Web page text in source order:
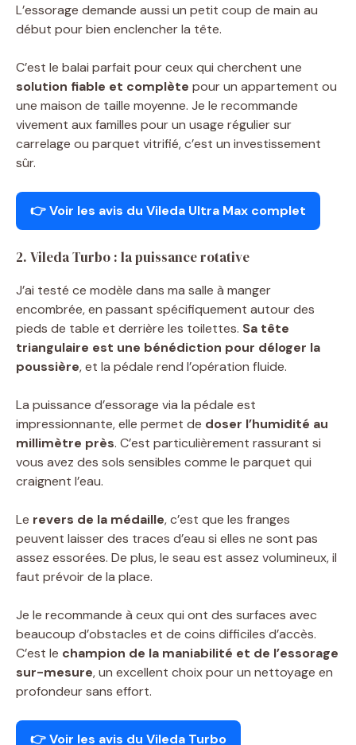
L’essorage demande aussi un petit coup de main au
début pour bien enclencher la tête.
C’est le balai parfait pour ceux qui cherchent une
solution fiable et complète pour un appartement ou
une maison de taille moyenne. Je le recommande
vivement aux familles pour un usage régulier sur
carrelage ou parquet vitrifié, c’est un investissement
sûr.
👉 Voir les avis du Vileda Ultra Max complet
2. Vileda Turbo : la puissance rotative
J’ai testé ce modèle dans ma salle à manger
encombrée, en passant spécifiquement autour des
pieds de table et derrière les toilettes. Sa tête
triangulaire est une bénédiction pour déloger la
poussière, et la pédale rend l’opération fluide.
La puissance d’essorage via la pédale est
impressionnante, elle permet de doser l’humidité au
millimètre près. C’est particulièrement rassurant si
vous avez des sols sensibles comme le parquet qui
craignent l’eau.
Le revers de la médaille, c’est que les franges
peuvent laisser des traces d’eau si elles ne sont pas
assez essorées. De plus, le seau est assez volumineux, il
faut prévoir de la place.
Je le recommande à ceux qui ont des surfaces avec
beaucoup d’obstacles et de coins difficiles d’accès.
C’est le champion de la maniabilité et de l’essorage
sur-mesure, un excellent choix pour un nettoyage en
profondeur sans effort.
👉 Voir les avis du Vileda Turbo